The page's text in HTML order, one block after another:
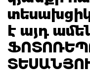
է այդ